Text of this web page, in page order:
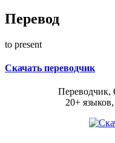
Перевод
to present
Скачать переводчик
Переводчик,
20+